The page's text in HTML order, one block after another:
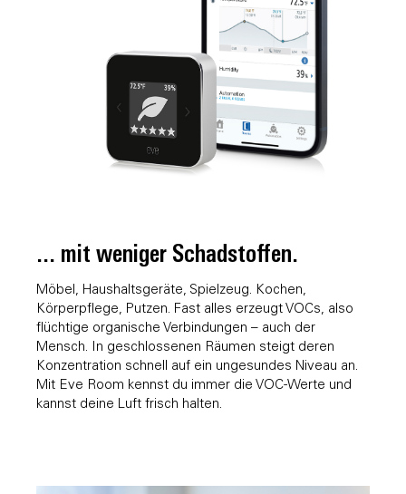
... mit weniger Schadstoffen.
Möbel, Haushaltsgeräte, Spielzeug. Kochen,
Körperpflege, Putzen. Fast alles erzeugt VOCs, also
flüchtige organische Verbindungen – auch der
Mensch. In geschlossenen Räumen steigt deren
Konzentration schnell auf ein ungesundes Niveau an.
Mit Eve Room kennst du immer die VOC-Werte und
kannst deine Luft frisch halten.